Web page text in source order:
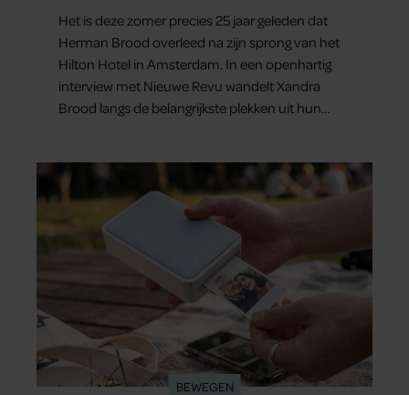
Het is deze zomer precies 25 jaar geleden dat
Herman Brood overleed na zijn sprong van het
Hilton Hotel in Amsterdam. In een openhartig
interview met Nieuwe Revu wandelt Xandra
Brood langs de belangrijkste plekken uit hun
aan herinneringen op. Daar begon hun leven
samen en werd dochter Lola geboren.
BEWEGEN